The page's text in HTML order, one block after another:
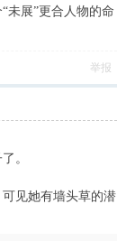
未展”更合人物的命
举报
。
见她有墙头草的潜